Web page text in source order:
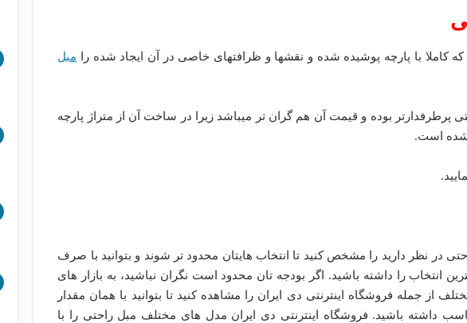
کاملا با پارچه پوشیده شده و نقشها و ظرافتهای خاصی در آن ایجاد شده را مبل
پرطرفدارتر بوده و قیمت آن هم گران تر میباشد زیرا در ساخت آن از متراژ پارچه
شده است.
در نظر دارید را مشخص کنید تا انتخاب هایتان محدود تر شوند و بتوانید با صرف
انتخاب را داشته باشید. اگر بودجه تان محدود است نگران نباشید، به بازار های
از جمله فروشگاه اینترنتی دی ایران را مشاهده کنید تا بتوانید با همان مقدار
داشته باشید. فروشگاه اینترنتی دی ایران مدل های مختلف مبل راحتی را با